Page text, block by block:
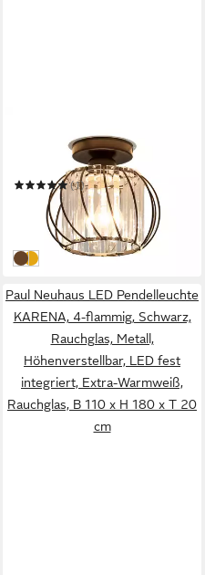
Dekolicht Deckenleuchte,
Kristalllüster, Pendelleuchte
im Retro-Industriestil
(1)
16,99 € UVP 39,99 €
in 5-6 Werktagen bei dir
Schwarz
Gold
Paul Neuhaus LED Pendelleuchte
KARENA, 4-flammig, Schwarz,
Rauchglas, Metall,
Höhenverstellbar, LED fest
integriert, Extra-Warmweiß,
Rauchglas, B 110 x H 180 x T 20
cm